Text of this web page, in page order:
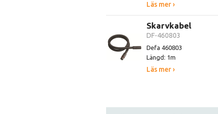
Läs mer ›
Skarvkabel
DF-460803
Defa 460803
Längd: 1m
Läs mer ›